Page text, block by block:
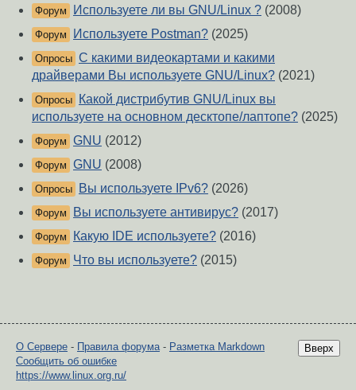
Форум Используете ли вы GNU/Linux ? (2008)
Форум Используете Postman? (2025)
Опросы С какими видеокартами и какими
драйверами Вы используете GNU/Linux? (2021)
Опросы
Какой дистрибутив GNU/Linux вы
используете на основном десктопе/лаптопе? (2025)
Форум GNU (2012)
Форум GNU (2008)
Опросы Вы используете IPv6? (2026)
Форум Вы используете антивирус? (2017)
Форум Какую IDE используете? (2016)
Форум Что вы используете? (2015)
Вверх
О Сервере - Правила форума- Разметка Markdown
Сообщить об ошибке
https://www.linux.org.ru/